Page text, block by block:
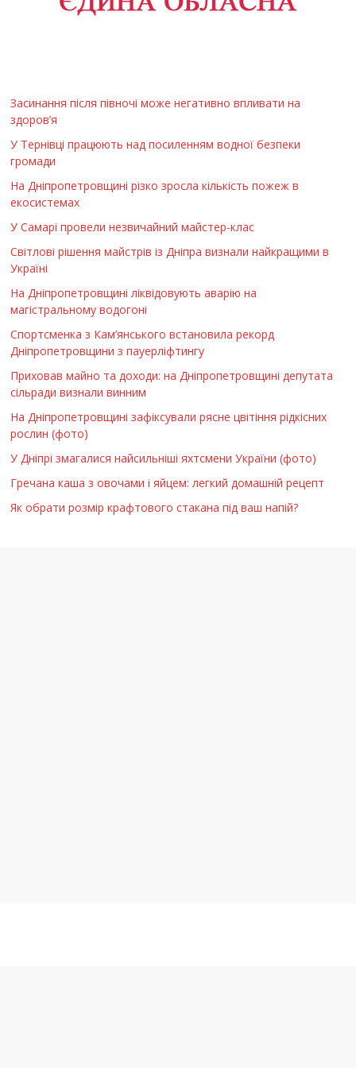
Засинання після півночі може негативно впливати на
здоров’я
У Тернівці працюють над посиленням водної безпеки
громади
На Дніпропетровщині різко зросла кількість пожеж в
екосистемах
У Самарі провели незвичайний майстер-клас
Світлові рішення майстрів із Дніпра визнали найкращими в
Україні
На Дніпропетровщині ліквідовують аварію на
магістральному водогоні
Спортсменка з Кам’янського встановила рекорд
Дніпропетровщини з пауерліфтингу
Приховав майно та доходи: на Дніпропетровщині депутата
сільради визнали винним
На Дніпропетровщині зафіксували рясне цвітіння рідкісних
рослин (фото)
У Дніпрі змагалися найсильніші яхтсмени України (фото)
Гречана каша з овочами і яйцем: легкий домашній рецепт
Як обрати розмір крафтового стакана під ваш напій?